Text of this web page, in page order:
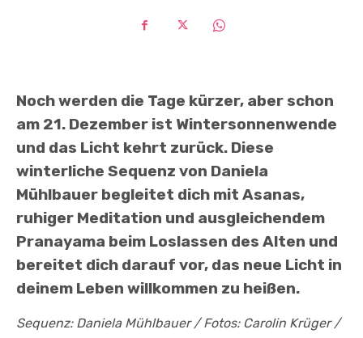
Noch werden die Tage kürzer, aber schon
am 21. Dezember ist Wintersonnenwende
und das Licht kehrt zurück. Diese
winterliche Sequenz von Daniela
Mühlbauer begleitet dich mit Asanas,
ruhiger Meditation und ausgleichendem
Pranayama beim Loslassen des Alten und
bereitet dich darauf vor, das neue Licht in
deinem Leben willkommen zu heißen.
Sequenz: Daniela Mühlbauer / Fotos: Carolin Krüger /